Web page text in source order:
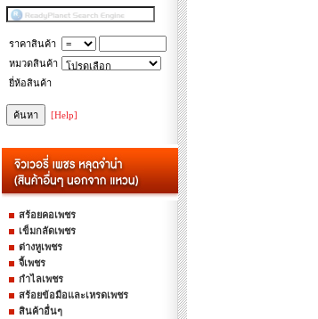
ราคาสินค้า
หมวดสินค้า
ยี่ห้อสินค้า
[Help]
สร้อยคอเพชร
เข็มกลัดเพชร
ต่างหูเพชร
จี้เพชร
กำไลเพชร
สร้อยข้อมือและเหรดเพชร
สินค้าอื่นๆ